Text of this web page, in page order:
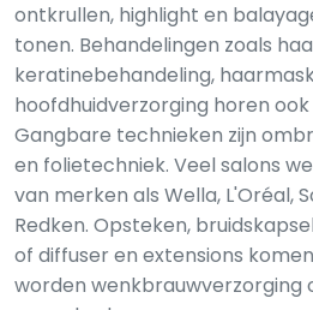
ontkrullen, highlight en
tonen. Behandelingen zoals
keratinebehandeling,
hoofdhuidverzorging horen
Gangbare technieken zijn
en folietechniek. Veel salons
van merken als Wella, L'Oréal,
Redken. Opsteken,
of diffuser en extensions
worden wenkbrauwverzorging